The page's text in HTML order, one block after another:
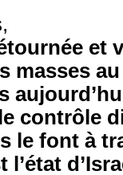
et
masses
contrôle
le font à
l’état